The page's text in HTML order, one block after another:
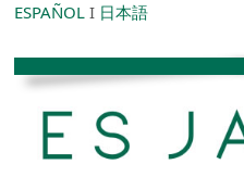
ESPAÑOL I 日本語